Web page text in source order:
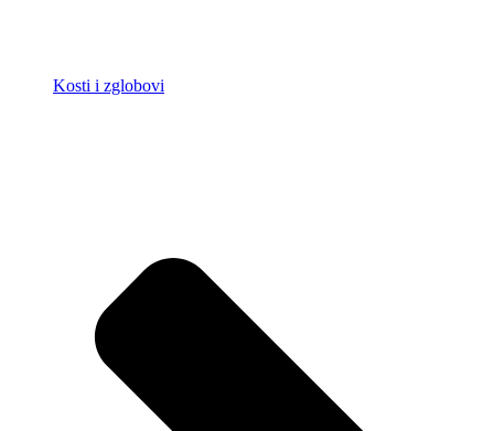
Kosti i zglobovi